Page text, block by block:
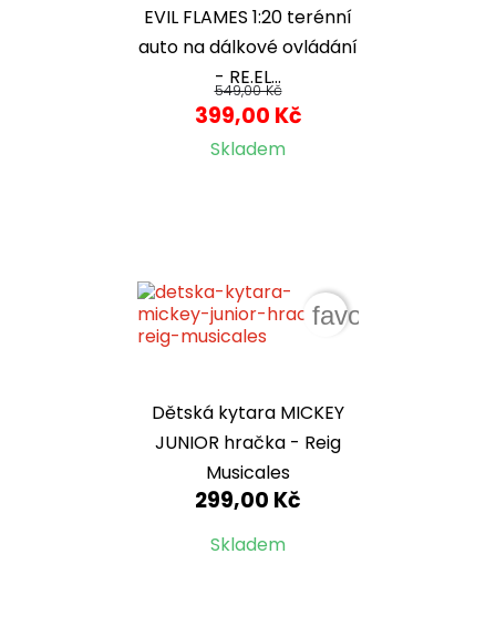
EVIL FLAMES 1:20 terénní
auto na dálkové ovládání
- RE.EL...
549,00 Kč
399,00 Kč
Skladem
Dětská kytara MICKEY
JUNIOR hračka - Reig
Musicales
299,00 Kč
Skladem
favorite_border